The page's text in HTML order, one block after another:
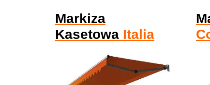
Markiza
Kasetowa Italia